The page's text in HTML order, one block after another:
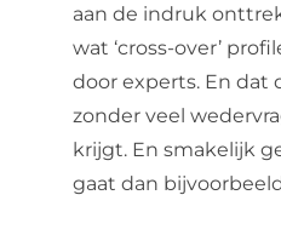
aan de indruk
wat ‘cross-over’
door experts. En dat
zonder veel
krijgt. En smakelijk
gaat dan